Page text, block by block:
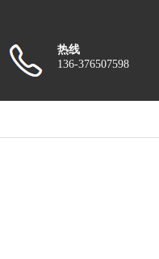
热线
136-376507598